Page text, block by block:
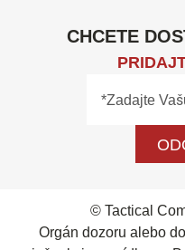
CHCETE
© Tactical
Orgán dozoru alebo